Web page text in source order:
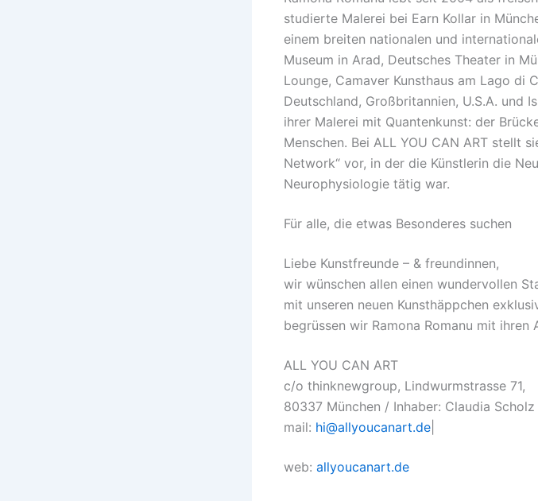
studierte Malerei bei Earn Kollar in
einem breiten nationalen und
Museum in Arad, Deutsches Theater in
Lounge, Camaver Kunsthaus am Lago di
Deutschland, Großbritannien, U.S.A. und
ihrer Malerei mit Quantenkunst: der
Menschen. Bei ALL YOU CAN ART stellt
Network“ vor, in der die Künstlerin die
Neurophysiologie tätig war.
Für alle, die etwas Besonderes suchen
Liebe Kunstfreunde – & freundinnen,
wir wünschen allen einen wundervollen
mit unseren neuen Kunsthäppchen
begrüssen wir Ramona Romanu mit
ALL YOU CAN ART
c/o thinknewgroup, Lindwurmstrasse 71,
80337 München / Inhaber: Claudia Scholz
mail: hi@allyoucanart.de
web: allyoucanart.de